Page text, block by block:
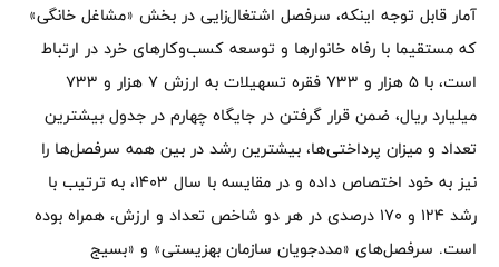
آمار قابل توجه اینکه، سرفصل اشتغال‌زایی در بخش «مشاغل خانگی»
که مستقیما با رفاه خانوارها و توسعه کسب‌وکارهای خرد در ارتباط
است، با ۵ هزار و ۷۳۳ فقره تسهیلات به ارزش ۷ هزار و ۷۳۳
میلیارد ریال، ضمن قرار گرفتن در جایگاه چهارم در جدول بیشترین
تعداد و میزان پرداختی‌ها، بیشترین رشد در بین همه سرفصل‌ها را
نیز به خود اختصاص داده و در مقایسه با سال ۱۴۰۳، به ترتیب با
رشد ۱۲۴ و ۱۷۰ درصدی در هر دو شاخص تعداد و ارزش، همراه بوده
است. سرفصل‌های «مددجویان سازمان بهزیستی» و «بسیج